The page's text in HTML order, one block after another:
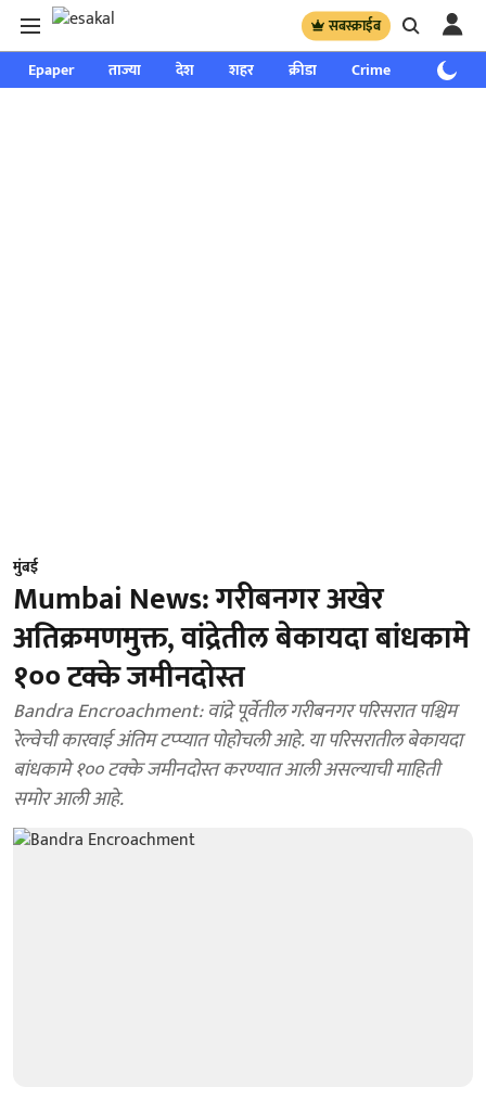
सबस्क्राईब
Epaper ताज्या देश शहर क्रीडा Crime साप्ताहिक
मुंबई
Mumbai News: गरीबनगर अखेर
अतिक्रमणमुक्त, वांद्रेतील बेकायदा बांधकामे
१०० टक्के जमीनदोस्त
Bandra Encroachment: वांद्रे पूर्वेतील गरीबनगर परिसरात पश्चिम
रेल्वेची कारवाई अंतिम टप्प्यात पोहोचली आहे. या परिसरातील बेकायदा
बांधकामे १०० टक्के जमीनदोस्त करण्यात आली असल्याची माहिती
समोर आली आहे.